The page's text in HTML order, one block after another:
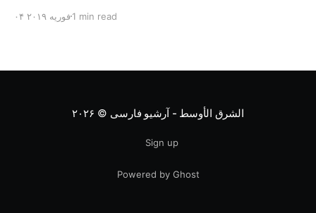
متخصص از شرکت‌های جهانی نفت و گاز در این کنفرانس
۰۴ فوریه ۲۰۱۹1 min read
الشرق الأوسط - آرشیو فارسی © ۲۰۲۶
Sign up
Powered by Ghost